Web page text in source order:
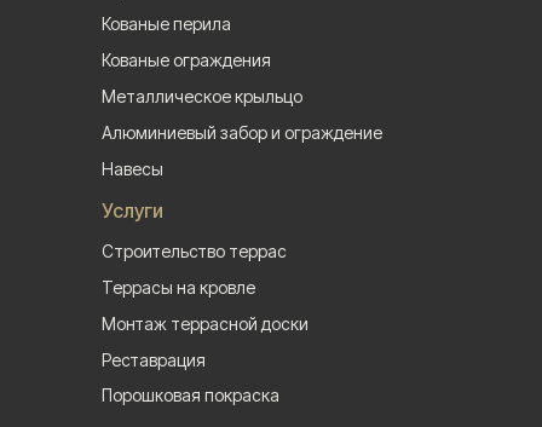
Металлическое крыльцо
Навесы
Алюминиевый забор и ограждение
Кованые ограждения
Кованые перила
Строительство террас
Террасы на кровле
Монтаж террасной доски
Реставрация
Порошковая покраска
Услуги